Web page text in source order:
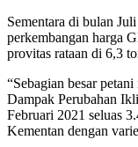
Sementara di bulan
perkembangan harga
provitas rataan di 6,3
“Sebagian besar
Dampak Perubahan
Februari 2021 seluas
Kementan dengan